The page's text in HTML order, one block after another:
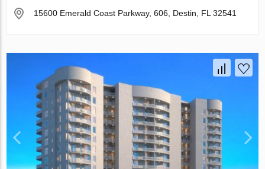
15600 Emerald Coast Parkway, 606, Destin, FL 32541